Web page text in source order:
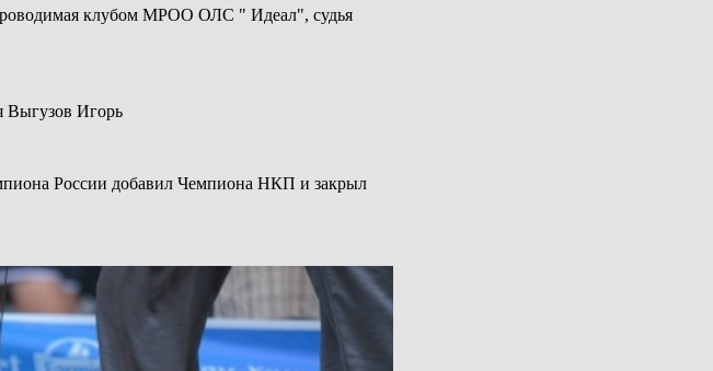
клубом МРОО ОЛС " Идеал", судья
Игорь
России добавил Чемпиона НКП и закрыл